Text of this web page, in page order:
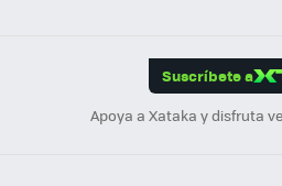
Suscríbete a
Apoya a Xataka y disfruta